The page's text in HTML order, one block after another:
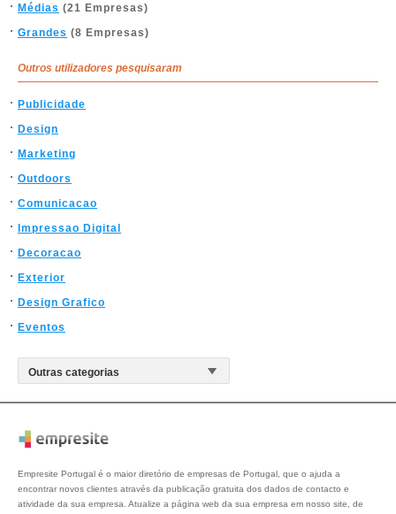
Médias (21 Empresas)
Grandes (8 Empresas)
Outros utilizadores pesquisaram
Publicidade
Design
Marketing
Outdoors
Comunicacao
Impressao Digital
Decoracao
Exterior
Design Grafico
Eventos
Empresite Portugal é o maior diretório de empresas de Portugal, que o ajuda a
encontrar novos clientes através da publicação gratuita dos dados de contacto e
atividade da sua empresa. Atualize a página web da sua empresa em nosso site, de